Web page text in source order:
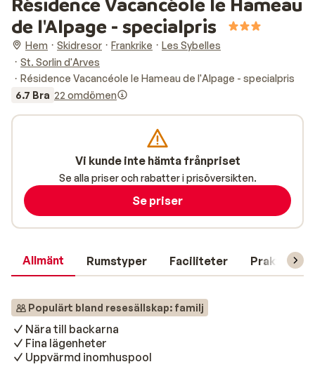
de l'Alpage - specialpris
Hem Skidresor Frankrike
Les Sybelles
St. Sorlin d'Arves
Résidence Vacancéole le Hameau de l'Alpage - specialpris
6.7 Bra 22 omdömen
Allmänt Rumstyper Faciliteter Praktisk
Populärt bland resesällskap: familj
Nära till backarna
Fina lägenheter
Uppvärmd inomhuspool
Vi kunde inte hämta frånpriset
Se alla priser och rabatter i prisöversikten.
Se priser